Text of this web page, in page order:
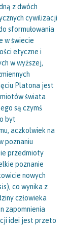
z dwóch
cywilizacji
sformułowania
w świecie
etyczne i
w wyższej,
Platona jest
świata
są czymś
byt
aczkolwiek na
poznaniu
przedmioty
poznanie
nowych
), co wynika z
człowieka
zapomnienia
idei jest przeto